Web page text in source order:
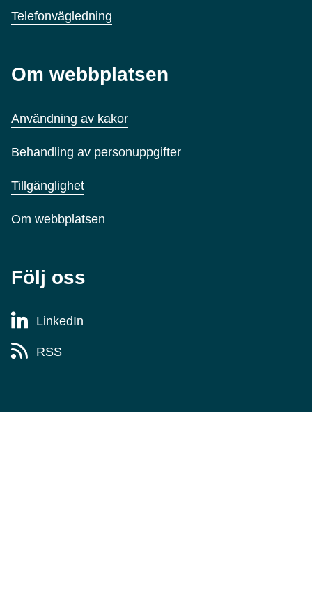
Telefonvägledning
Om webbplatsen
Användning av kakor
Behandling av personuppgifter
Tillgänglighet
Om webbplatsen
Följ oss
LinkedIn
RSS